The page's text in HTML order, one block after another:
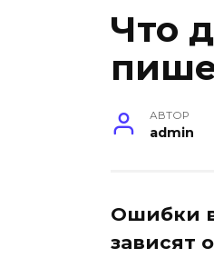
Что
АВТОР
admin
Ошибки
зависят